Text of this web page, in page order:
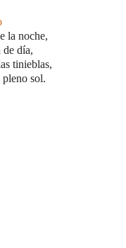
la noche,
de día,
tinieblas,
pleno sol.